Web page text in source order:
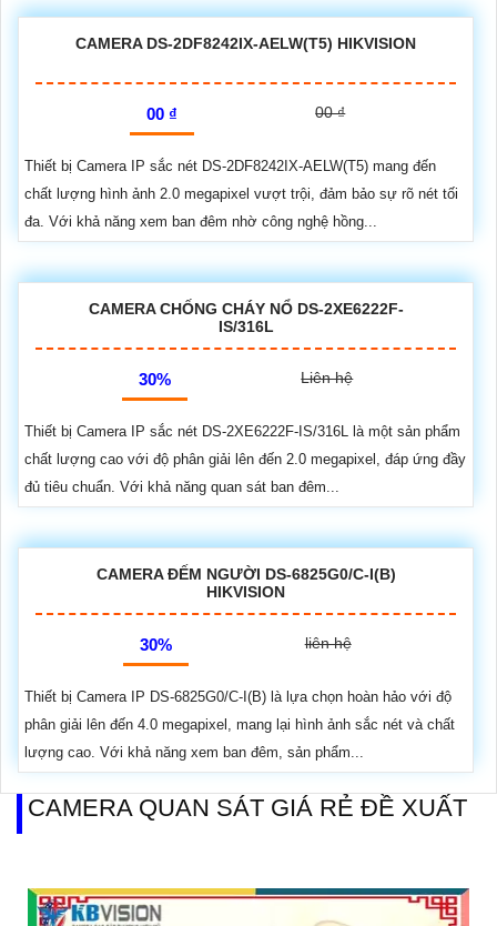
CAMERA DS-2DF8242IX-AELW(T5) HIKVISION
00 ₫ 00 ₫
Thiết bị Camera IP sắc nét DS-2DF8242IX-AELW(T5) mang đến
chất lượng hình ảnh 2.0 megapixel vượt trội, đảm bảo sự rõ nét tối
đa. Với khả năng xem ban đêm nhờ công nghệ hồng...
CAMERA CHỐNG CHÁY NỔ DS-2XE6222F-
IS/316L
30% Liên hệ
Thiết bị Camera IP sắc nét DS-2XE6222F-IS/316L là một sản phẩm
chất lượng cao với độ phân giải lên đến 2.0 megapixel, đáp ứng đầy
đủ tiêu chuẩn. Với khả năng quan sát ban đêm...
CAMERA ĐẾM NGƯỜI DS-6825G0/C-I(B)
HIKVISION
30% liên hệ
Thiết bị Camera IP DS-6825G0/C-I(B) là lựa chọn hoàn hảo với độ
phân giải lên đến 4.0 megapixel, mang lại hình ảnh sắc nét và chất
lượng cao. Với khả năng xem ban đêm, sản phẩm...
CAMERA QUAN SÁT GIÁ RẺ ĐỀ XUẤT